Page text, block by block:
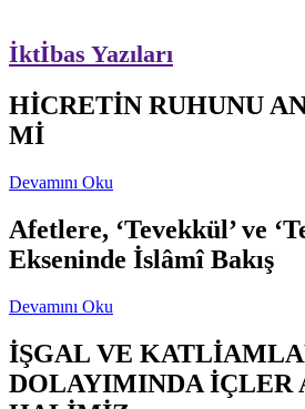
İktİbas Yazıları
HİCRETİN RUHUNU
Mİ
Devamını Oku
Afetlere, ‘Tevekkül’ ve
Ekseninde İslâmî Bakış
Devamını Oku
İŞGAL VE
DOLAYIMINDA İÇLER